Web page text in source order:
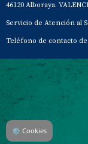
46120 Alboraya.
Servicio de Atención al
Teléfono de contacto de
Contacto Aviso Legal
⚙ Cookies